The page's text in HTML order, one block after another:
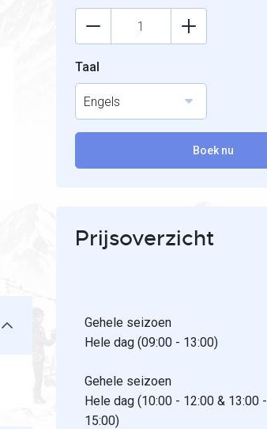
Taal
Engels
Boek nu
Prijsoverzicht
Gehele seizoen
Hele dag (09:00 - 13:00)
Gehele seizoen
Hele dag (10:00 - 12:00 & 13:00 -
15:00)